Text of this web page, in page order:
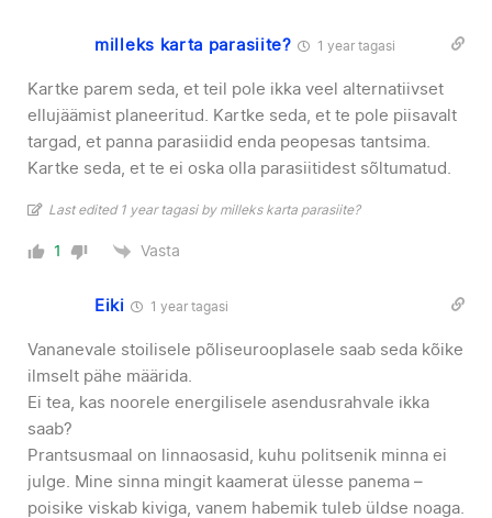
milleks karta parasiite? 1 year tagasi
Kartke parem seda, et teil pole ikka veel alternatiivset
ellujäämist planeeritud. Kartke seda, et te pole piisavalt
targad, et panna parasiidid enda peopesas tantsima.
Kartke seda, et te ei oska olla parasiitidest sõltumatud.
Last edited 1 year tagasi by milleks karta parasiite?
1 Vasta
Eiki 1 year tagasi
Vananevale stoilisele põliseurooplasele saab seda kõike
ilmselt pähe määrida.
Ei tea, kas noorele energilisele asendusrahvale ikka
saab?
Prantsusmaal on linnaosasid, kuhu politsenik minna ei
julge. Mine sinna mingit kaamerat ülesse panema –
poisike viskab kiviga, vanem habemik tuleb üldse noaga.